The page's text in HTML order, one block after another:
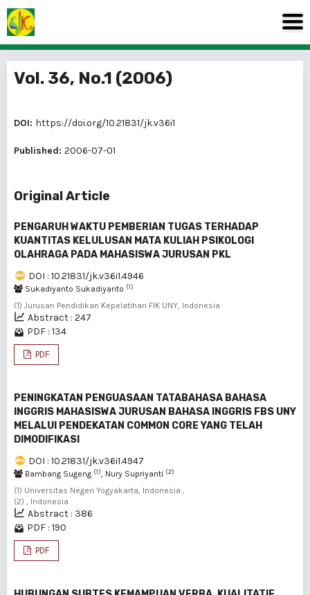
Vol. 36, No.1 (2006)
DOI: https://doi.org/10.21831/jk.v36i1
Published: 2006-07-01
Original Article
PENGARUH WAKTU PEMBERIAN TUGAS TERHADAP
KUANTITAS KELULUSAN MATA KULIAH PSIKOLOGI
OLAHRAGA PADA MAHASISWA JURUSAN PKL
DOI : 10.21831/jk.v36i1.4946
Sukadiyanto Sukadiyanto (1)
(1) Jurusan Pendidikan Kepelatihan FIK UNY, Indonesia
Abstract : 247
PDF : 134
PDF
PENINGKATAN PENGUASAAN TATABAHASA BAHASA
INGGRIS MAHASISWA JURUSAN BAHASA INGGRIS FBS UNY
MELALUI PENDEKATAN COMMON CORE YANG TELAH
DIMODIFIKASI
DOI : 10.21831/jk.v36i1.4947
Bambang Sugeng (1), Nury Supriyanti (2)
(1) Universitas Negeri Yogyakarta, Indonesia ,
(2) , Indonesia
Abstract : 386
PDF : 190
PDF